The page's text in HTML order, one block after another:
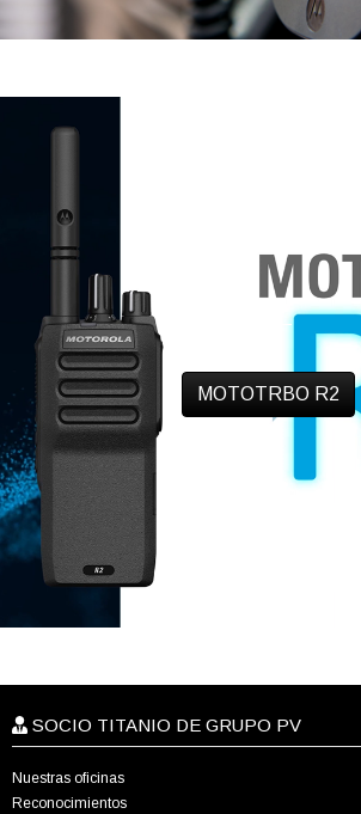
MOTOTRBO R2
SOCIO TITANIO DE GRUPO PV
Nuestras oficinas
Reconocimientos